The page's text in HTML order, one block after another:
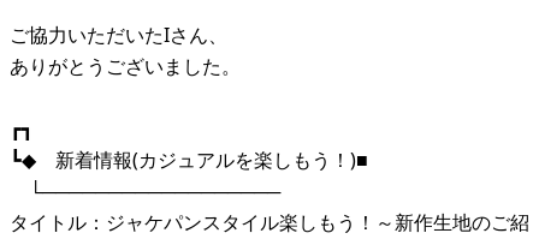
ご協力いただいたIさん、
ありがとうございました。
┏┓
┗◆ 新着情報(カジュアルを楽しもう！)■
└──────────────────
タイトル：ジャケパンスタイル楽しもう！～新作生地のご紹